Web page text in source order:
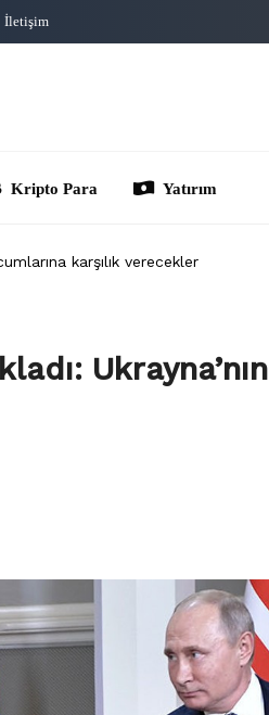
İletişim
karşılık verecekler
Ukrayna’nın